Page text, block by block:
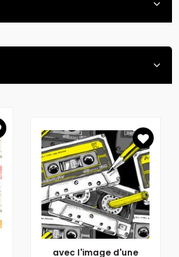
avec l'image d'une